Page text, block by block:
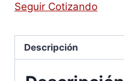
Seguir Cotizando
Descripción